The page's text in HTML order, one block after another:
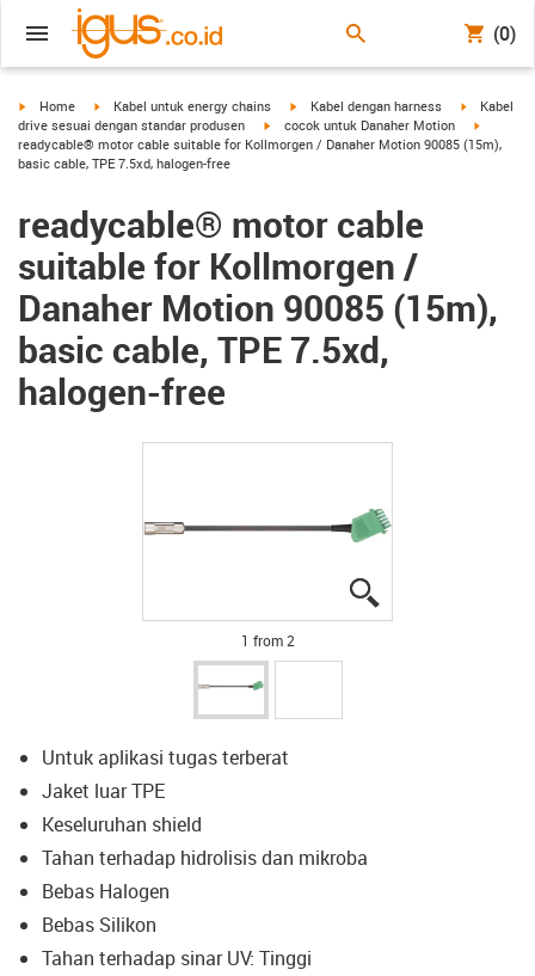
(0)
igus-icon-arrow-right
Home igus-icon-arrow-right
Kabel untuk energy chains igus-icon-arrow-right
Kabel dengan harness igus-icon-
Kabel
drive sesuai dengan standar produsen
igus-icon-arrow-right
cocok untuk Danaher Motion
readycable® motor cable suitable for Kollmorgen / Danaher Motion 90085 (15m),
basic cable, TPE 7.5xd, halogen-free
readycable® motor cable
suitable for Kollmorgen /
Danaher Motion 90085 (15m),
basic cable, TPE 7.5xd,
halogen-free
1 from 2
Untuk aplikasi tugas terberat
Jaket luar TPE
Keseluruhan shield
Tahan terhadap hidrolisis dan mikroba
Bebas Halogen
Bebas Silikon
Tahan terhadap sinar UV: Tinggi